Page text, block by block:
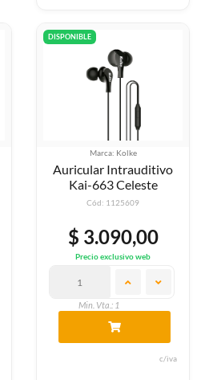
DISPONIBLE
Marca: Kolke
Auricular Intrauditivo
Kai-663 Celeste
Cód: 1125609
$ 3.090,00
Precio exclusivo web
Min. Vta.: 1
c/iva